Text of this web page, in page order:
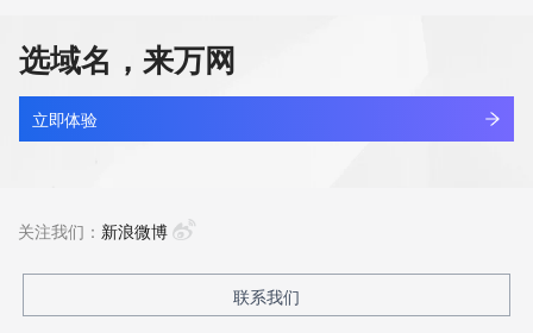
选域名，来万网
立即体验
关注我们： 新浪微博
联系我们